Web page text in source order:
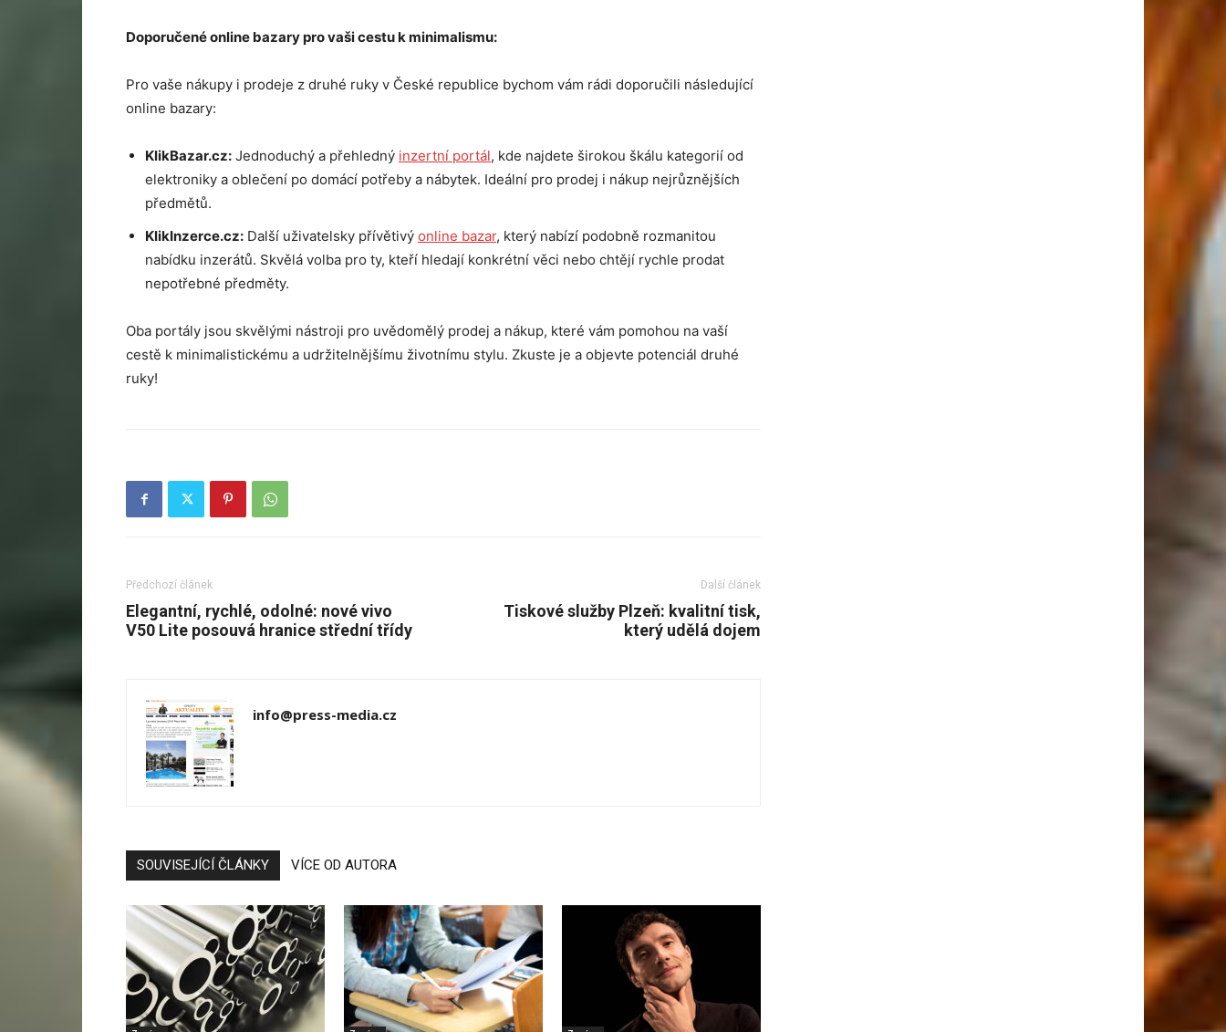
Doporučenéonline bazary pro vaši cestu k minimalismu:
Pro vaše nákupy i prodeje z druhé ruky v České republice bychom vám rádi doporučili následující
online bazary:
KlikBazar.cz: Jednoduchý a přehledný inzertní portál, kde najdete širokou škálu kategorií od
elektroniky a oblečení po domácí potřeby a nábytek. Ideální pro prodej i nákup nejrůznějších
předmětů.
KlikInzerce.cz: Další uživatelsky přívětivý online bazar, který nabízí podobně rozmanitou
nabídku inzerátů. Skvělá volba pro ty, kteří hledají konkrétní věci nebo chtějí rychle prodat
nepotřebné předměty.
Oba portály jsou skvělými nástroji pro uvědomělý prodej a nákup, které vám pomohou na vaší
cestě k minimalistickému a udržitelnějšímu životnímu stylu. Zkuste je a objevte potenciál druhé
ruky!
Předchozí článek
Elegantní, rychlé, odolné: nové vivo
V50 Lite posouvá hranice střední třídy
Další článek
Tiskové služby Plzeň: kvalitní tisk,
který udělá dojem
info@press-media.cz
SOUVISEJÍCÍ ČLÁNKY VÍCE OD AUTORA